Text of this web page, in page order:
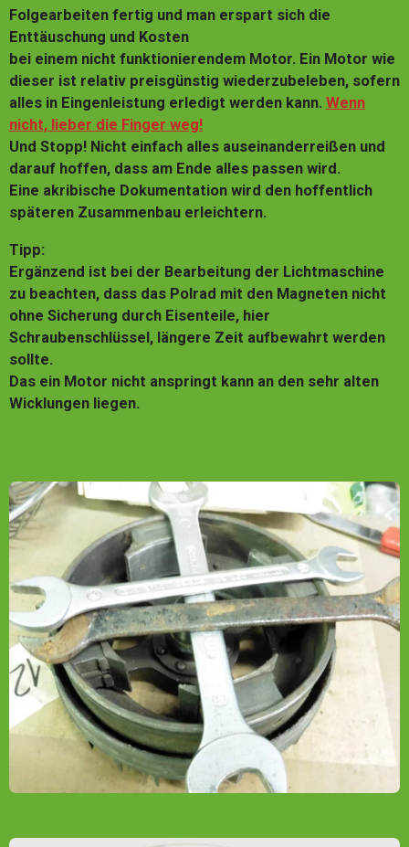
Folgearbeiten fertig und man erspart sich die
Enttäuschung und Kosten
bei einem nicht funktionierendem Motor. Ein Motor wie
dieser ist relativ preisgünstig wiederzubeleben, sofern
alles in Eingenleistung erledigt werden kann. Wenn
nicht, lieber die Finger weg!
Und Stopp! Nicht einfach alles auseinanderreißen und
darauf hoffen, dass am Ende alles passen wird.
Eine akribische Dokumentation wird den hoffentlich
späteren Zusammenbau erleichtern.
Tipp:
Ergänzend ist bei der Bearbeitung der Lichtmaschine
zu beachten, dass das Polrad mit den Magneten nicht
ohne Sicherung durch Eisenteile, hier
Schraubenschlüssel, längere Zeit aufbewahrt werden
sollte.
Das ein Motor nicht anspringt kann an den sehr alten
Wicklungen liegen.